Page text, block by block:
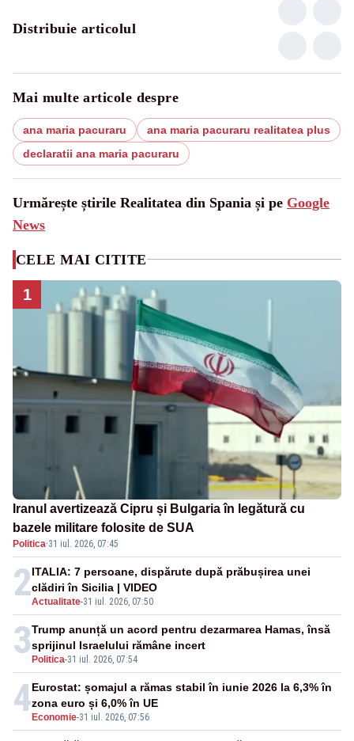
Distribuie articolul
Mai multe articole despre
ana maria pacuraru
ana maria pacuraru realitatea plus
declaratii ana maria pacuraru
Urmărește știrile Realitatea din Spania și pe Google
News
CELE MAI CITITE
1
Iranul avertizează Cipru și Bulgaria în legătură cu
bazele militare folosite de SUA
Politica·31 iul. 2026, 07:45
2Actualitate-31 iul. 2026, 07:50
ITALIA: 7 persoane, dispărute după prăbușirea unei
clădiri în Sicilia | VIDEO
3 Politica-31 iul. 2026, 07:54
Trump anunță un acord pentru dezarmarea Hamas, însă
sprijinul Israelului rămâne incert
4 Economie-31 iul. 2026, 07:56
Eurostat: șomajul a rămas stabil în iunie 2026 la 6,3% în
zona euro și 6,0% în UE